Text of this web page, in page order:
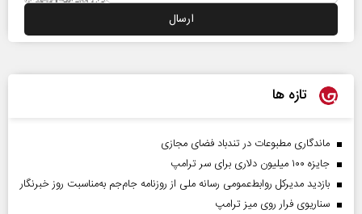
تازه ها
ماندگاری مطبوعات در تندباد فضای مجازی
جایزه ۱۰۰ میلیون دلاری برای سر ترامپ
بازدید مدیرکل روابط‌عمومی رسانه ملی از روزنامه جام‌جم به‌مناسبت روز خبرنگار
سناریوی فرار روی میز ترامپ